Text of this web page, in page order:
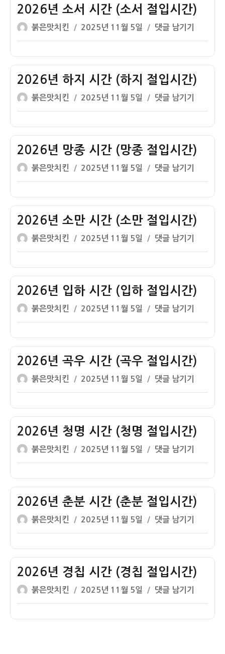
시
간)
시
(대
절
시
간)
2026년 소서 시간 (소서 절입시간)
글
쓴
붉은맛치킨
작
성
자
2025년 11월 5일
2026
년
서
시
(소
절
시
간)
댓글 남기기
2026년 하지 시간 (하지 절입시간)
글
쓴
붉은맛치킨
작
성
자
2025년 11월 5일
2026
년
지
시
(하
절
시
간)
댓글 남기기
2026년 망종 시간 (망종 절입시간)
글
쓴
붉은맛치킨
작
성
자
2025년 11월 5일
2026
년
종
시
(망
절
시
간)
댓글 남기기
2026년 소만 시간 (소만 절입시간)
글
쓴
붉은맛치킨
작
성
자
2025년 11월 5일
2026
년
만
시
(소
절
시
간)
댓글 남기기
2026년 입하 시간 (입하 절입시간)
글
쓴
붉은맛치킨
작
성
자
2025년 11월 5일
2026
년
하
시
(입
절
시
간)
댓글 남기기
2026년 곡우 시간 (곡우 절입시간)
글
쓴
붉은맛치킨
작
성
자
2025년 11월 5일
2026
년
우
시
(곡
절
시
간)
댓글 남기기
2026년 청명 시간 (청명 절입시간)
글
쓴
붉은맛치킨
작
성
자
2025년 11월 5일
2026
년
명
시
(청
절
시
간)
댓글 남기기
2026년 춘분 시간 (춘분 절입시간)
글
쓴
붉은맛치킨
작
성
자
2025년 11월 5일
2026
년
분
시
(춘
절
댓글 남기기
2026년 경칩 시간 (경칩 절입시간)
글
쓴
붉은맛치킨
작
성
2025년 11월 5일
2026
년
댓글 남기기